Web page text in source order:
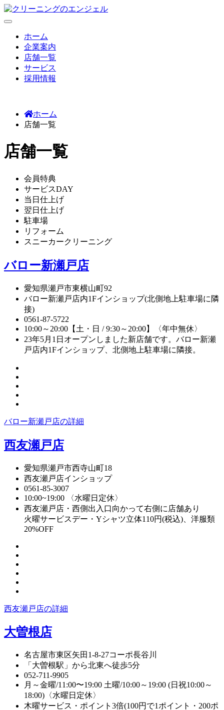
Skip
content
ホーム
企業案内
店舗一覧
サービス
採用情報
ホーム
店舗一覧
店舗一覧
会員特典
サービスDAY
当日仕上げ
翌日仕上げ
駐車場
リフォーム
スニーカークリーニング
バロー新瀬戸店
愛知県瀬戸市東横山町92
バロー新瀬戸店内1Fインショップ(北側地上駐車場に隣
接)
0561-87-5722
10:00～20:00【土・日 / 9:30～20:00】〈年中無休〉
23年5月1日オープンしました新店舗です。バロー新瀬
戸店内1Fインショップ、北側地上駐車場に隣接。
バロー新瀬戸店の詳細
西友瀬戸店
愛知県瀬戸市西寺山町18
西友瀬戸店インショップ
0561-85-3007
10:00~19:00 〈水曜日定休〉
西友瀬戸店・西側出入口向かって右側に店舗あり
火曜サービスデー・Yシャツ立体110円(税込)、洋服類
20%OFF
西友瀬戸店の詳細
大曽根店
名古屋市東区矢田1-8-27コーポ長谷川
「大曽根駅」から北東へ徒歩5分
052-711-9905
月～金曜/11:00〜19:00 土曜/10:00～19:00 (日祝10:00～
18:00)〈水曜日定休〉
木曜サービス・ポイント3倍(100円で1ポイント・200ポ